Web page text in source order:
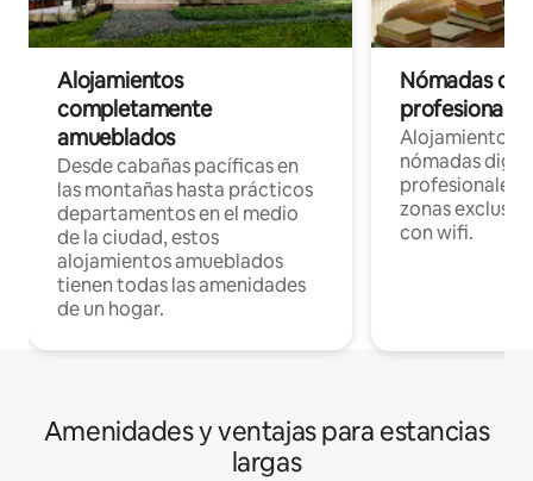
Alojamientos
completamente
amueblados
Desde cabañas pacíficas en
las montañas hasta prácticos
departamentos en el medio
de la ciudad, estos
alojamientos amueblados
tienen todas las amenidades
de un hogar.
Nómadas
Alojamientos
nómadas
profesionales
zonas
con wifi.
Amenidades y ventajas para estancias
largas